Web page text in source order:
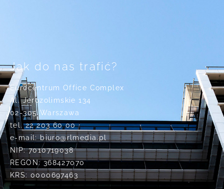
Jak do nas trafić?
Eurocentrum Office Complex
Al. Jerozolimskie 134
02-305 Warszawa
tel.22 203 60 00
e-mail:biuro@rlmedia.pl
NIP: 7010719038
REGON: 368427070
KRS: 0000697463